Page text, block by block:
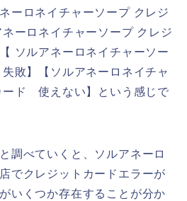
ーロネイチャーソープ クレジ
ーロネイチャーソープ クレジ
ソルアネーロネイチャーソー
敗】【ソルアネーロネイチャ
ード 使えない】という感じで
調べていくと、ソルアネーロ
でクレジットカードエラーが
いくつか存在することが分か